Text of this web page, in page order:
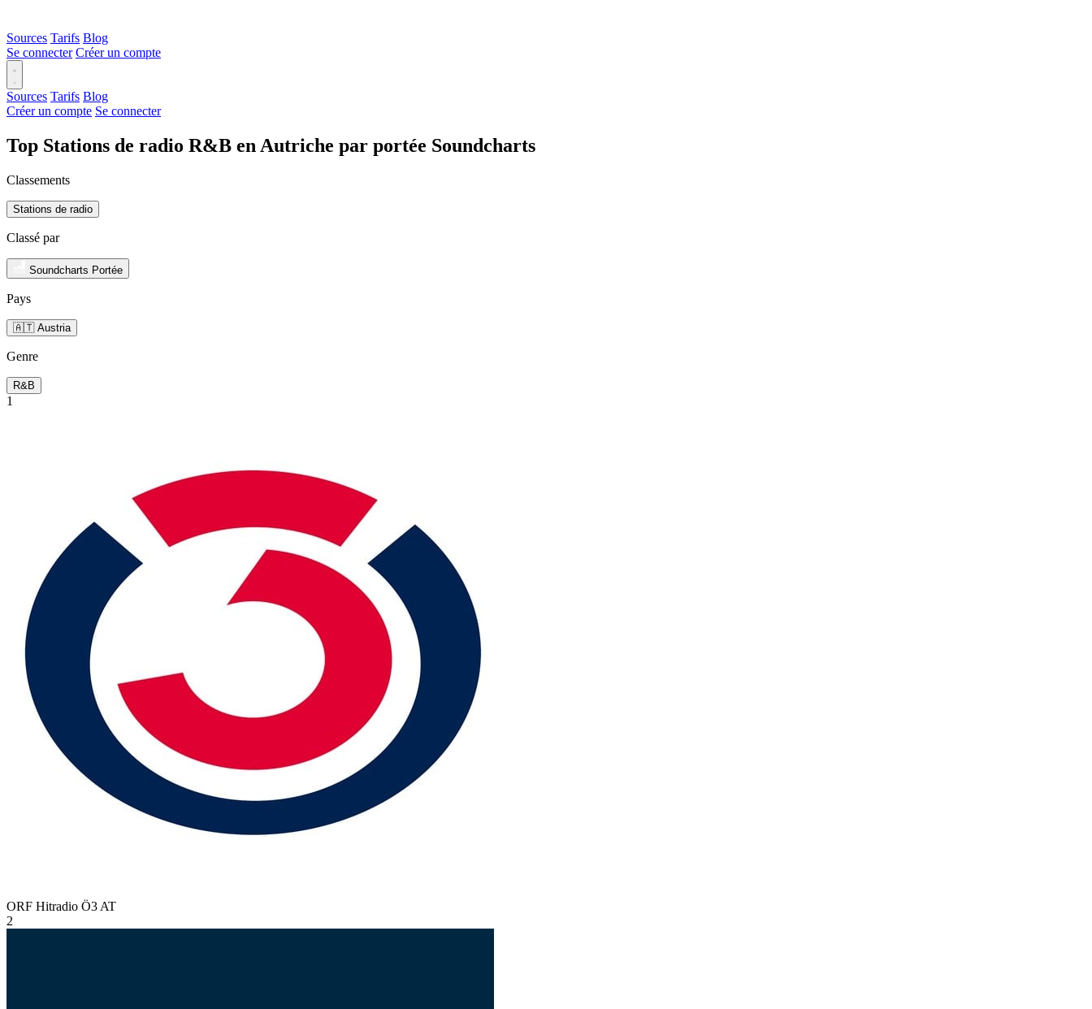
Sources Tarifs Blog
Se connecter Créer un compte
Sources Tarifs Blog
Créer un compte Se connecter
Top Stations de radio R&B en Autriche par portée Soundcharts
Classements
Stations de radio
Classé par
Soundcharts Portée
Pays
🇦🇹 Austria
Genre
R&B
1
ORF Hitradio Ö3 AT
2